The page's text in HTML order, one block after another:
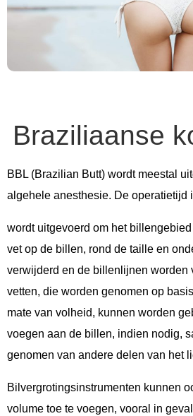
Braziliaanse
BBL (Brazilian Butt) wordt meestal
algehele anesthesie. De operatietijd
wordt uitgevoerd om het
vet op de billen, rond de taille en
verwijderd en de billenlijnen worden
vetten, die worden genomen op
mate van volheid, kunnen worden
voegen aan de billen, indien nodig,
genomen van andere delen van het
Bilvergrotingsinstrumenten kunnen
volume toe te voegen, vooral in